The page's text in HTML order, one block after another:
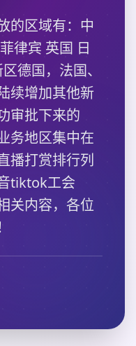
的区域有：中
律宾 英国 日
德国，法国、
续增加其他新
审批下来的
务地区集中在
播打赏排行列
tiktok工会
关内容，各位